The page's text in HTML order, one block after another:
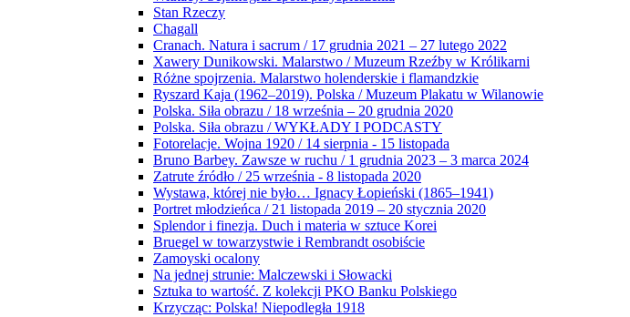
Stan Rzeczy
Chagall
Cranach. Natura i sacrum / 17 grudnia 2021 – 27 lutego 2022
Xawery Dunikowski. Malarstwo / Muzeum Rzeźby w Królikarni
Różne spojrzenia. Malarstwo holenderskie i flamandzkie
Ryszard Kaja (1962–2019). Polska / Muzeum Plakatu w Wilanowie
Polska. Siła obrazu / 18 września – 20 grudnia 2020
Polska. Siła obrazu / WYKŁADY I PODCASTY
Fotorelacje. Wojna 1920 / 14 sierpnia - 15 listopada
Bruno Barbey. Zawsze w ruchu / 1 grudnia 2023 – 3 marca 2024
Zatrute źródło / 25 września - 8 listopada 2020
Wystawa, której nie było… Ignacy Łopieński (1865–1941)
Portret młodzieńca / 21 listopada 2019 – 20 stycznia 2020
Splendor i finezja. Duch i materia w sztuce Korei
Bruegel w towarzystwie i Rembrandt osobiście
Zamoyski ocalony
Na jednej strunie: Malczewski i Słowacki
Sztuka to wartość. Z kolekcji PKO Banku Polskiego
Krzycząc: Polska! Niepodległa 1918